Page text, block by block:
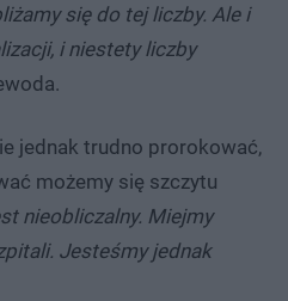
się do tej liczby. Ale i
i niestety liczby
jednak trudno prorokować,
możemy się szczytu
nieobliczalny. Miejmy
Jesteśmy jednak